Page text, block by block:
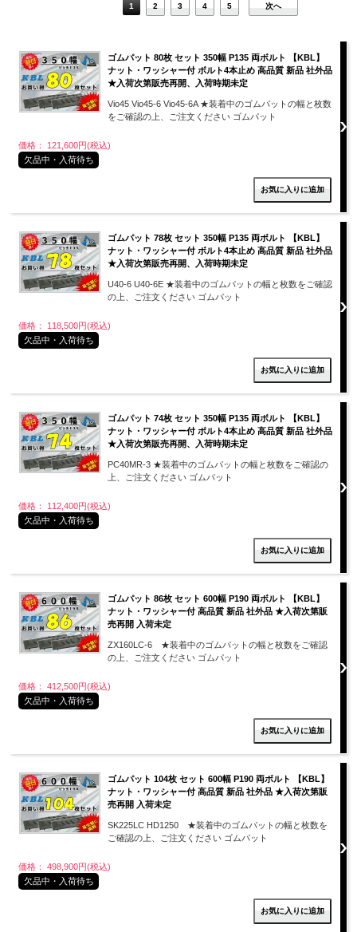
1 2 3 4 5 次へ
ゴムパット 80枚 セット 350幅 P135 両ボルト 【KBL】
ナット・ワッシャー付 ボルト4本止め 高品質 新品 社外品
★入荷次第販売再開、入荷時期未定
Vio45 Vio45-6 Vio45-6A ★装着中のゴムパットの幅と枚数
をご確認の上、ご注文ください ゴムパット
価格： 121,600円(税込)
欠品中・入荷待ち
ゴムパット 78枚 セット 350幅 P135 両ボルト 【KBL】
ナット・ワッシャー付 ボルト4本止め 高品質 新品 社外品
★入荷次第販売再開、入荷時期未定
U40-6 U40-6E ★装着中のゴムパットの幅と枚数をご確認
の上、ご注文ください ゴムパット
価格： 118,500円(税込)
欠品中・入荷待ち
ゴムパット 74枚 セット 350幅 P135 両ボルト 【KBL】
ナット・ワッシャー付 ボルト4本止め 高品質 新品 社外品
★入荷次第販売再開、入荷時期未定
PC40MR-3 ★装着中のゴムパットの幅と枚数をご確認の
上、ご注文ください ゴムパット
価格： 112,400円(税込)
欠品中・入荷待ち
ゴムパット 86枚 セット 600幅 P190 両ボルト 【KBL】
ナット・ワッシャー付 高品質 新品 社外品 ★入荷次第販
売再開 入荷未定
ZX160LC-6 ★装着中のゴムパットの幅と枚数をご確認
の上、ご注文ください ゴムパット
価格： 412,500円(税込)
欠品中・入荷待ち
ゴムパット 104枚 セット 600幅 P190 両ボルト 【KBL】
ナット・ワッシャー付 高品質 新品 社外品 ★入荷次第販
売再開 入荷未定
SK225LC HD1250 ★装着中のゴムパットの幅と枚数を
ご確認の上、ご注文ください ゴムパット
価格： 498,900円(税込)
欠品中・入荷待ち